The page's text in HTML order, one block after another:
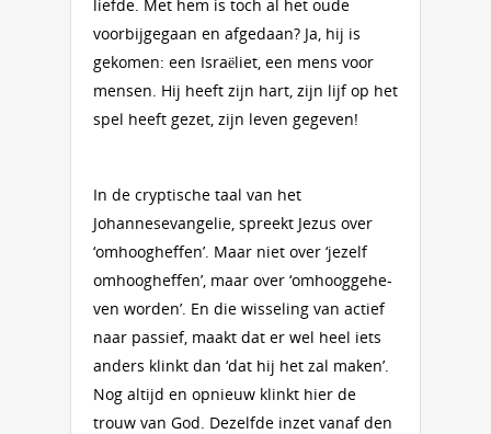
liefde. Met hem is toch al het oude
voorbijgegaan en afgedaan? Ja, hij is
gekomen: een Israëliet, een mens voor
mensen. Hij heeft zijn hart, zijn lijf op het
spel heeft gezet, zijn leven gegeven!
In de cryptische taal van het
Johannesevangelie, spreekt Jezus over
‘omhoogheffen’. Maar niet over ‘jezelf
omhooghef­fen’, maar over ‘om­hoog­ge­he­
ven wor­den’. En die wisseling van actief
naar passief, maakt dat er wel heel iets
an­ders klinkt dan ‘dat hij het zal ma­ken’.
Nog altijd en opnieuw klinkt hier de
trouw van God. Dezelfde inzet vanaf den